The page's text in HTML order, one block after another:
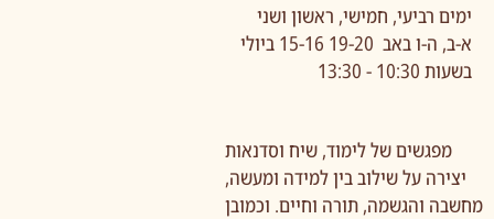
מפגשים של לימוד, שיח וסדנאות
יצירה על שילוב בין למידה ומעשה,
מחשבה והגשמה, תורה וחיים. וכמובן
ימים רביעי, חמישי, ראשון ושני
א-ב, ה-ו באב 19-20 15-16 ביולי
בשעות 10:30 - 13:30